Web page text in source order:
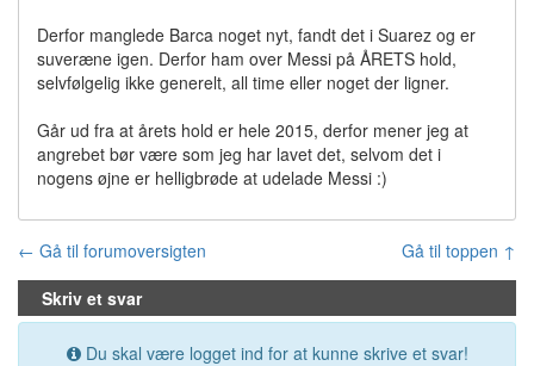
Derfor manglede Barca noget nyt, fandt det i Suarez og er
suveræne igen. Derfor ham over Messi på ÅRETS hold,
selvfølgelig ikke generelt, all time eller noget der ligner.
Går ud fra at årets hold er hele 2015, derfor mener jeg at
angrebet bør være som jeg har lavet det, selvom det i
nogens øjne er helligbrøde at udelade Messi :)
← Gå til forumoversigten
Gå til toppen ↑
Skriv et svar
Du skal være logget ind for at kunne skrive et svar!